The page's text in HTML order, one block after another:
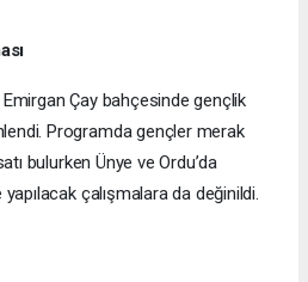
Emirgan Çay bahçesinde gençlik
Programda gençler merak
bulurken Ünye ve Ordu’da
çalışmalara da değinildi.